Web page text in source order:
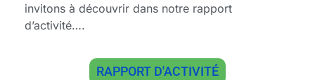
invitons à découvrir dans notre rapport
d’activité….
RAPPORT D'ACTIVITÉ